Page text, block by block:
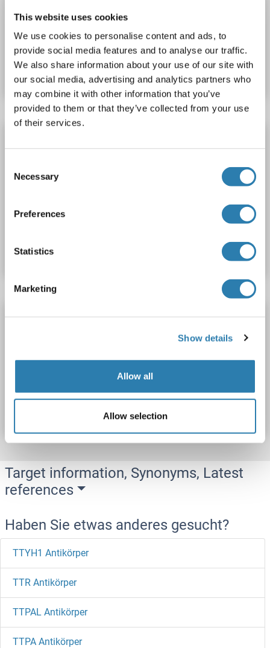
This website uses cookies
We use cookies to personalise content and ads, to
provide social media features and to analyse our traffic.
We also share information about your use of our site with
our social media, advertising and analytics partners who
may combine it with other information that you’ve
provided to them or that they’ve collected from your use
of their services.
Selection
Necessary
Preferences
Statistics
Marketing
Show details
Allow all
Allow selection
Polyclonal
Biotin
Produktnummer ABIN7166230
Datenblatt Details
ELISA, WB, IHC (p), IF
Polyclonal
Datenblatt
TTYH2 Antikörper (Center)
Wirt: Kaninchen
Target information, Synonyms, Latest
references
Haben Sie etwas anderes gesucht?
TTYH1 Antikörper
TTR Antikörper
TTPAL Antikörper
TTPA Antikörper